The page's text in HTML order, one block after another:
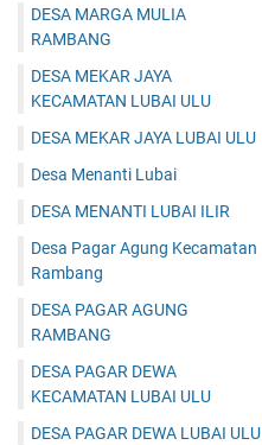
DESA MARGA MULIA
RAMBANG
DESA MEKAR JAYA
KECAMATAN LUBAI ULU
DESA MEKAR JAYA LUBAI ULU
Desa Menanti Lubai
DESA MENANTI LUBAI ILIR
Desa Pagar Agung Kecamatan
Rambang
DESA PAGAR AGUNG
RAMBANG
DESA PAGAR DEWA
KECAMATAN LUBAI ULU
DESA PAGAR DEWA LUBAI ULU